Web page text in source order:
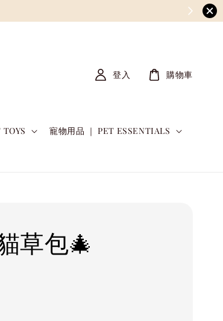
寵物用品 ｜ PET ESSENTIALS
登入 購物車
草包🎄